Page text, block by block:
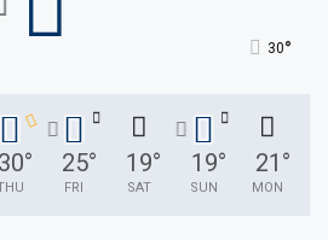
30°
30° 25°
FRI
19°
SAT
19°
SUN
21 °
MON